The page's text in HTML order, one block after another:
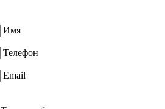
Имя
Телефон
Email